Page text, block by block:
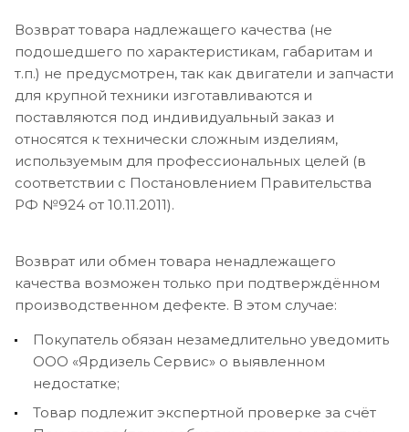
Возврат товара надлежащего качества (не
подошедшего по характеристикам, габаритам и
т.п.) не предусмотрен, так как двигатели и запчасти
для крупной техники изготавливаются и
поставляются под индивидуальный заказ и
относятся к технически сложным изделиям,
используемым для профессиональных целей (в
соответствии с Постановлением Правительства
РФ №924 от 10.11.2011).
Возврат или обмен товара ненадлежащего
качества возможен только при подтверждённом
производственном дефекте. В этом случае:
Покупатель обязан незамедлительно уведомить
ООО «Ярдизель Сервис» о выявленном
недостатке;
Товар подлежит экспертной проверке за счёт